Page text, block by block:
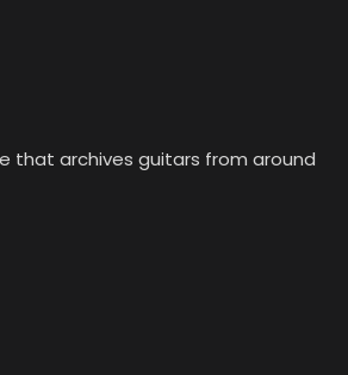
that archives guitars from around